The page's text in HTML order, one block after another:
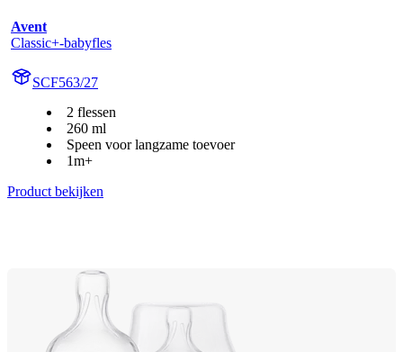
Avent
Classic+-babyfles
SCF563/27
2 flessen
260 ml
Speen voor langzame toevoer
1m+
Product bekijken